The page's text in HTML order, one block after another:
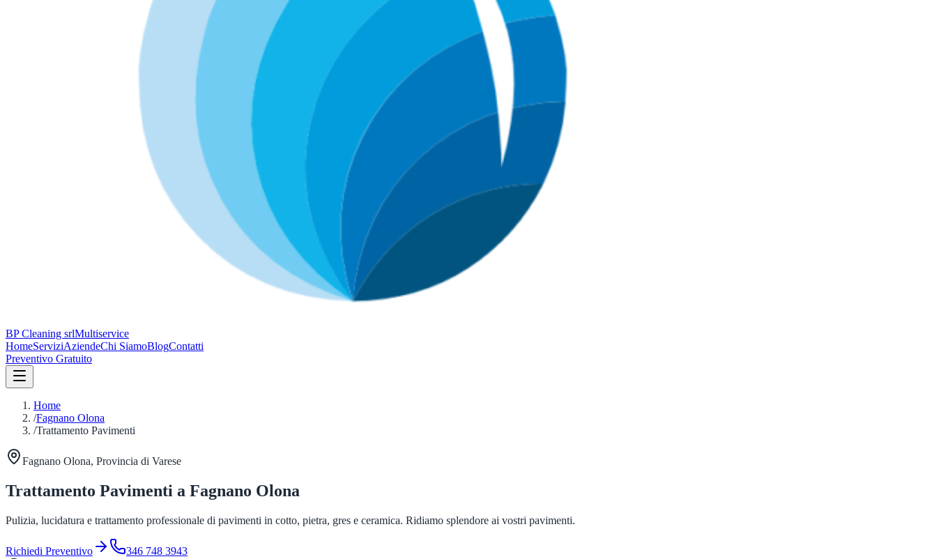
BP Cleaning srlMultiservice
HomeServiziAziendeChi SiamoBlogContatti
Preventivo Gratuito
Home
/Fagnano Olona
/Trattamento Pavimenti
Fagnano Olona, Provincia di Varese
Trattamento Pavimenti a Fagnano Olona
Pulizia, lucidatura e trattamento professionale di pavimenti in cotto, pietra, gres e ceramica. Ridiamo splendore ai vostri pavimenti.
Richiedi Preventivo
346 748 3943